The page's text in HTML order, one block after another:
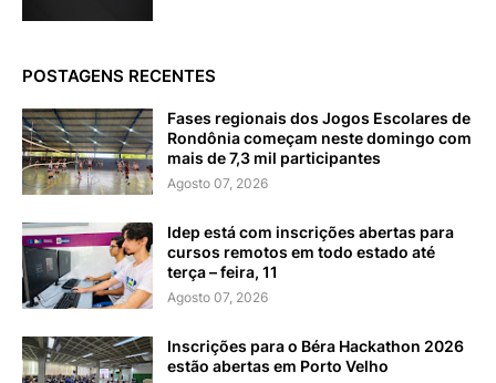
POSTAGENS RECENTES
Fases regionais dos Jogos Escolares de
Rondônia começam neste domingo com
mais de 7,3 mil participantes
Agosto 07, 2026
Idep está com inscrições abertas para
cursos remotos em todo estado até
terça – feira, 11
Agosto 07, 2026
Inscrições para o Béra Hackathon 2026
estão abertas em Porto Velho